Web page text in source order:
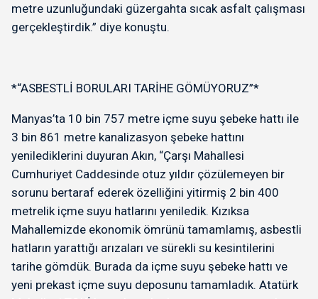
metre uzunluğundaki güzergahta sıcak asfalt çalışması
gerçekleştirdik.” diye konuştu.
*“ASBESTLİ BORULARI TARİHE GÖMÜYORUZ”*
Manyas’ta 10 bin 757 metre içme suyu şebeke hattı ile
3 bin 861 metre kanalizasyon şebeke hattını
yenilediklerini duyuran Akın, “Çarşı Mahallesi
Cumhuriyet Caddesinde otuz yıldır çözülemeyen bir
sorunu bertaraf ederek özelliğini yitirmiş 2 bin 400
metrelik içme suyu hatlarını yeniledik. Kızıksa
Mahallemizde ekonomik ömrünü tamamlamış, asbestli
hatların yarattığı arızaları ve sürekli su kesintilerini
tarihe gömdük. Burada da içme suyu şebeke hattı ve
yeni prekast içme suyu deposunu tamamladık. Atatürk